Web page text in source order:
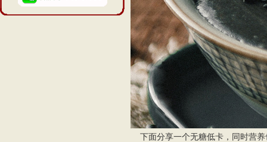
下面分享一个无糖低卡，同时营养